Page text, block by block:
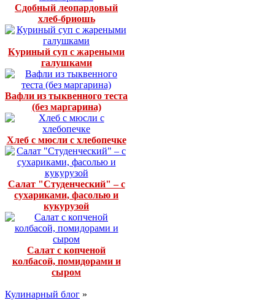
Сдобный леопардовый
хлеб-бриошь
Куриный суп с жареными
галушками
Вафли из тыквенного теста
(без маргарина)
Хлеб с мюсли с хлебопечке
Салат "Студенческий" – с
сухариками, фасолью и
кукурузой
Салат с копченой
колбасой, помидорами и
сыром
Кулинарный блог »